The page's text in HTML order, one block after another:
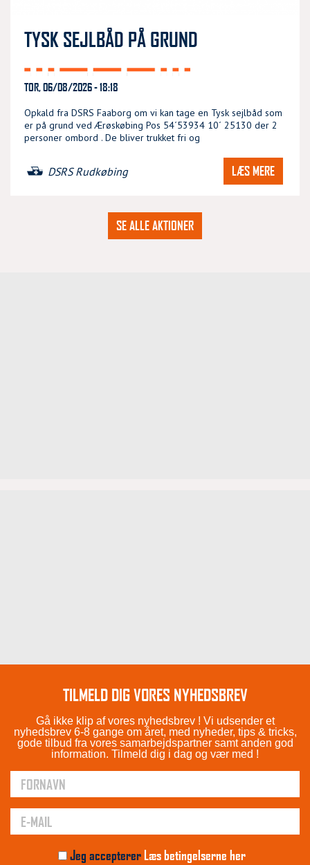
TYSK SEJLBÅD PÅ GRUND
TOR, 06/08/2026 - 18:18
Opkald fra DSRS Faaborg om vi kan tage en Tysk sejlbåd som
er på grund ved Ærøskøbing Pos 54´53934 10´ 25130 der 2
personer ombord . De bliver trukket fri og
DSRS Rudkøbing LÆS MERE
SE ALLE AKTIONER
TILMELD DIG VORES NYHEDSBREV
Gå ikke klip af vores nyhedsbrev ! Vi udsender et
nyhedsbrev 6-8 gange om året, med nyheder, tips & tricks,
gode tilbud fra vores samarbejdspartner samt anden god
information. Tilmeld dig i dag og vær med !
Jeg acceptererLæs betingelserne her